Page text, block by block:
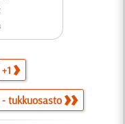
+1
tukkuosasto